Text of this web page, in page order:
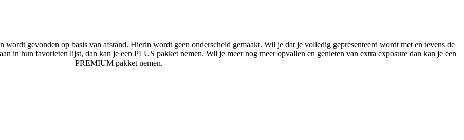
gevonden op basis van afstand. Hierin wordt geen onderscheid gemaakt. Wil je dat je volledig gepresenteerd wordt met en tevens de
in hun favorieten lijst, dan kan je een PLUS pakket nemen. Wil je meer nog meer opvallen en genieten van extra exposure dan kan je een
PREMIUM pakket nemen.